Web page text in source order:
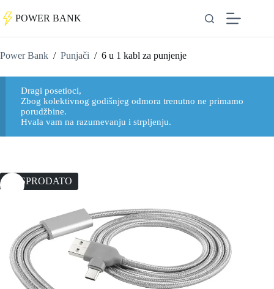
POWER BANK
Power Bank / Punjači / 6 u 1 kabl za punjenje
Dragi posetioci,
Zbog kolektivnog godišnjeg odmora trenutno ne primamo
porudžbine.
Hvala vam na razumevanju i strpljenju.
RASPRODATO
konektorom
4.999
RSD